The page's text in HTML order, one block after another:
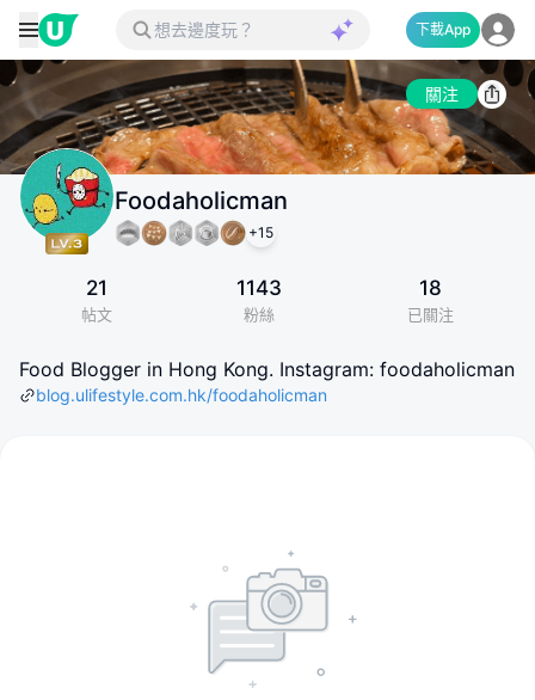
下載App
關注
Foodaholicman
+15
21
帖文
1143
粉絲
18
已關注
Food Blogger in Hong Kong. Instagram: foodaholicman
blog.ulifestyle.com.hk/foodaholicman